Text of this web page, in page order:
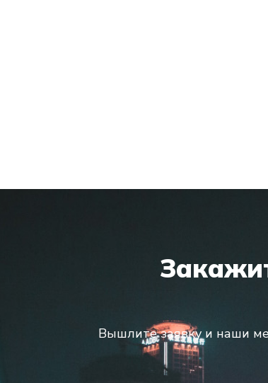
Вышлите заявку и наши